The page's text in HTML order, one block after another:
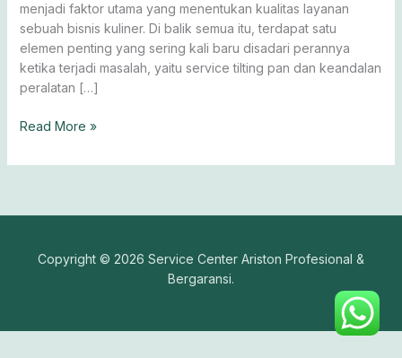
menjadi faktor utama yang menentukan kualitas layanan
sebuah bisnis kuliner. Di balik semua itu, terdapat satu
elemen penting yang sering kali baru disadari perannya
ketika terjadi masalah, yaitu service tilting pan dan keandalan
peralatan […]
Read More »
Copyright © 2026 Service Center Ariston Profesional &
Bergaransi.